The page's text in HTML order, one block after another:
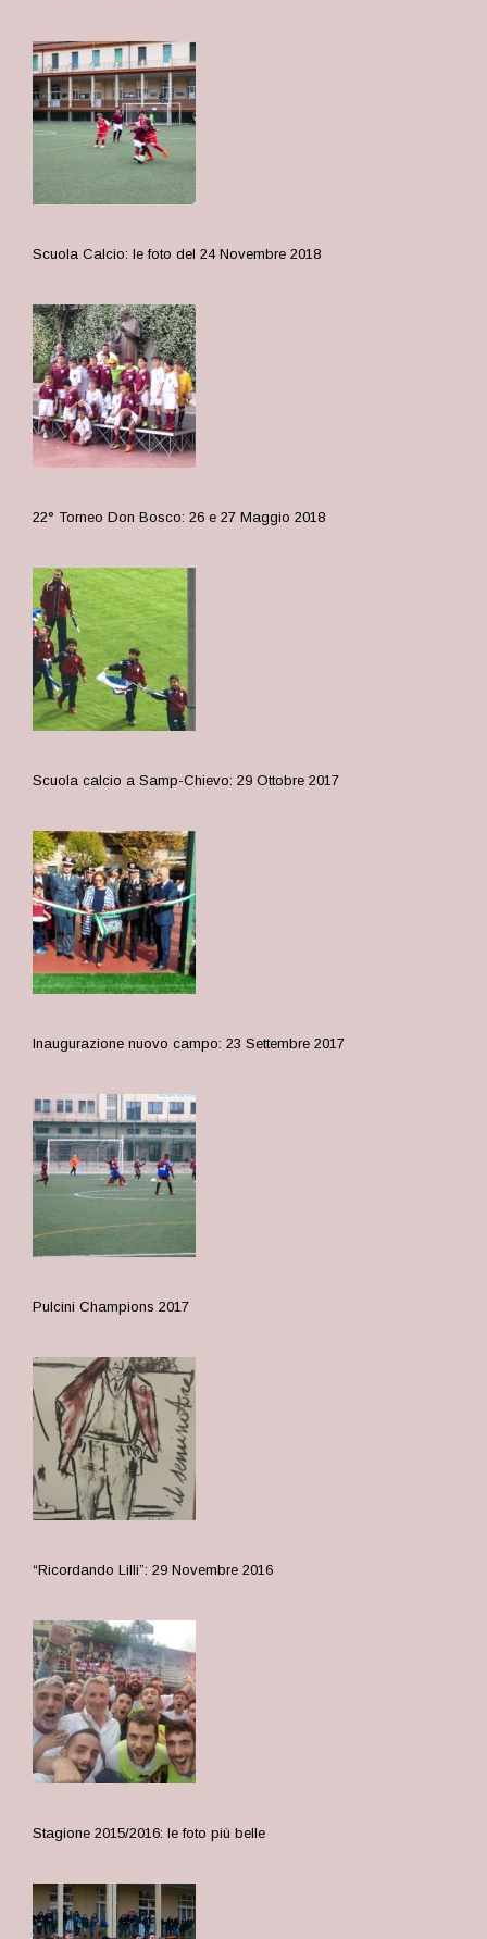
Scuola Calcio: le foto del 24 Novembre 2018
22° Torneo Don Bosco: 26 e 27 Maggio 2018
Scuola calcio a Samp-Chievo: 29 Ottobre 2017
Inaugurazione nuovo campo: 23 Settembre 2017
Pulcini Champions 2017
“Ricordando Lilli”: 29 Novembre 2016
Stagione 2015/2016: le foto più belle